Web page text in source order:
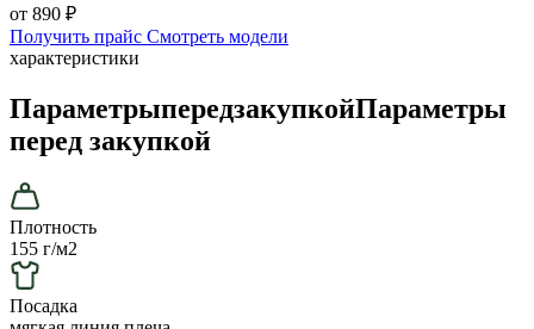
от 890 ₽
Получить прайс Смотреть модели
характеристики
ПараметрыпередзакупкойПараметры
перед закупкой
Плотность
155 г/м2
Посадка